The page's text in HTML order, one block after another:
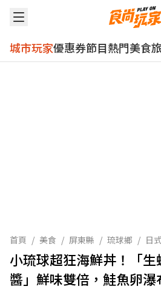
城市玩家優惠券節目熱門美食
首頁 / 美食 / 屏東縣 / 琉球鄉 / 日
小琉球超狂海鮮丼！「
醬」鮮味雙倍，鮭魚卵